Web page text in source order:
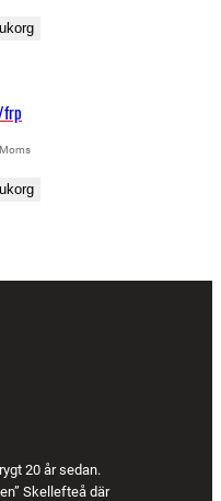
frp
20 år sedan.
Skellefteå där